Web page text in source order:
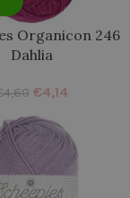
Organicon 246
Dahlia
4,60 €4,14